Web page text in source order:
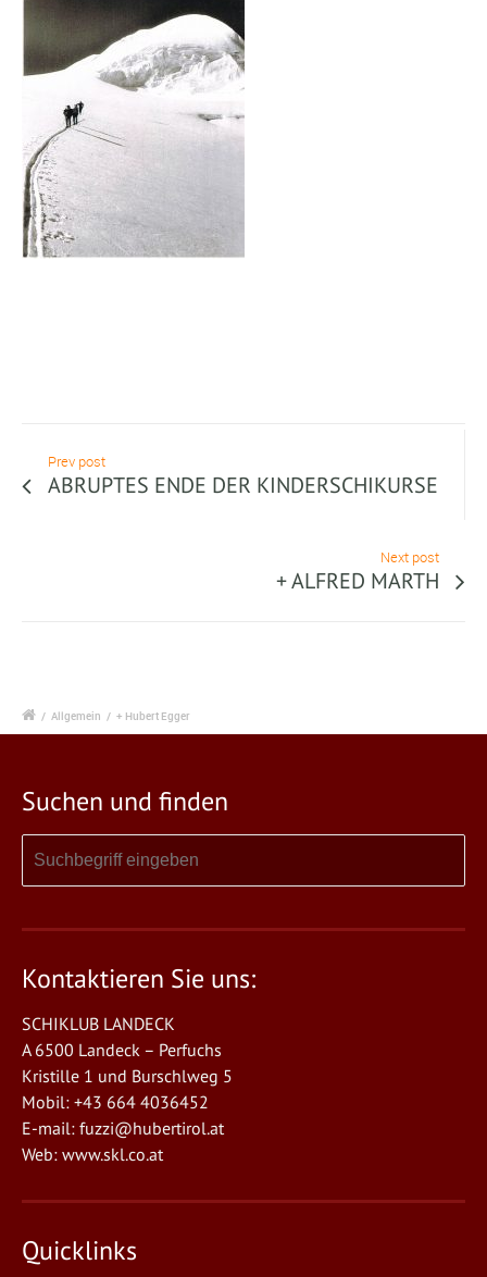
Prev post
ABRUPTES ENDE DER KINDERSCHIKURSE
Next post
+ ALFRED MARTH
/ Allgemein / + Hubert Egger
Suchen und finden
Kontaktieren Sie uns:
SCHIKLUB LANDECK
A 6500 Landeck – Perfuchs
Kristille 1 und Burschlweg 5
Mobil: +43 664 4036452
E-mail: fuzzi@hubertirol.at
Web: www.skl.co.at
Quicklinks